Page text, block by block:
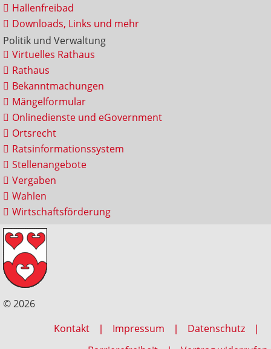
Hallenfreibad
Downloads, Links und mehr
Politik und Verwaltung
Virtuelles Rathaus
Rathaus
Bekanntmachungen
Mängelformular
Onlinedienste und eGovernment
Ortsrecht
Ratsinformationssystem
Stellenangebote
Vergaben
Wahlen
Wirtschaftsförderung
© 2026
Kontakt
Impressum
Datenschutz